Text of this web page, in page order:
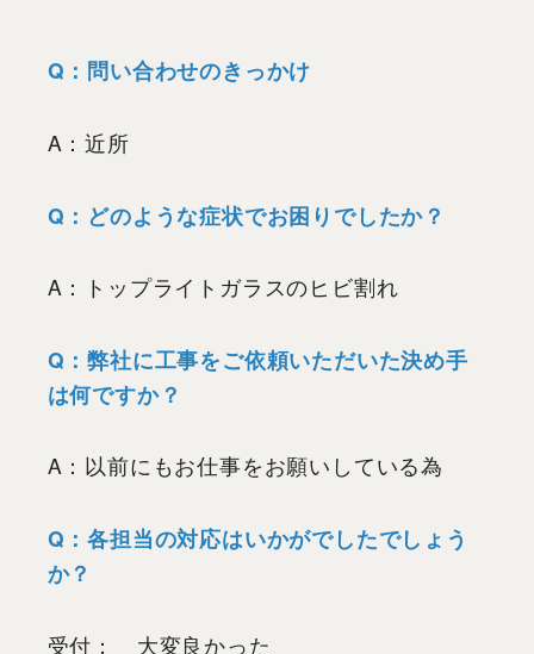
Q：問い合わせのきっかけ
A：近所
Q：どのような症状でお困りでしたか？
A：トップライトガラスのヒビ割れ
Q：弊社に工事をご依頼いただいた決め手
は何ですか？
A：以前にもお仕事をお願いしている為
Q：各担当の対応はいかがでしたでしょう
か？
受付： 大変良かった